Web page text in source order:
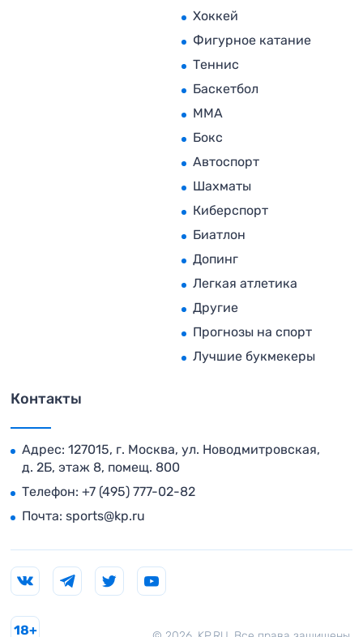
Хоккей
Фигурное катание
Теннис
Баскетбол
MMA
Бокс
Автоспорт
Шахматы
Киберспорт
Биатлон
Допинг
Легкая атлетика
Другие
Прогнозы на спорт
Лучшие букмекеры
Контакты
Адрес: 127015, г. Москва, ул. Новодмитровская,
д. 2Б, этаж 8, помещ. 800
Телефон: +7 (495) 777-02-82
Почта: sports@kp.ru
18+